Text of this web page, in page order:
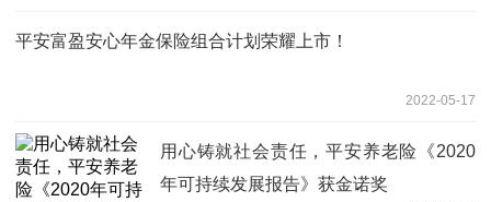
平安富盈安心年金保险组合计划荣耀上市！
2022-05-17
用心铸就社会责任，平安养老险《2020
年可持续发展报告》获金诺奖